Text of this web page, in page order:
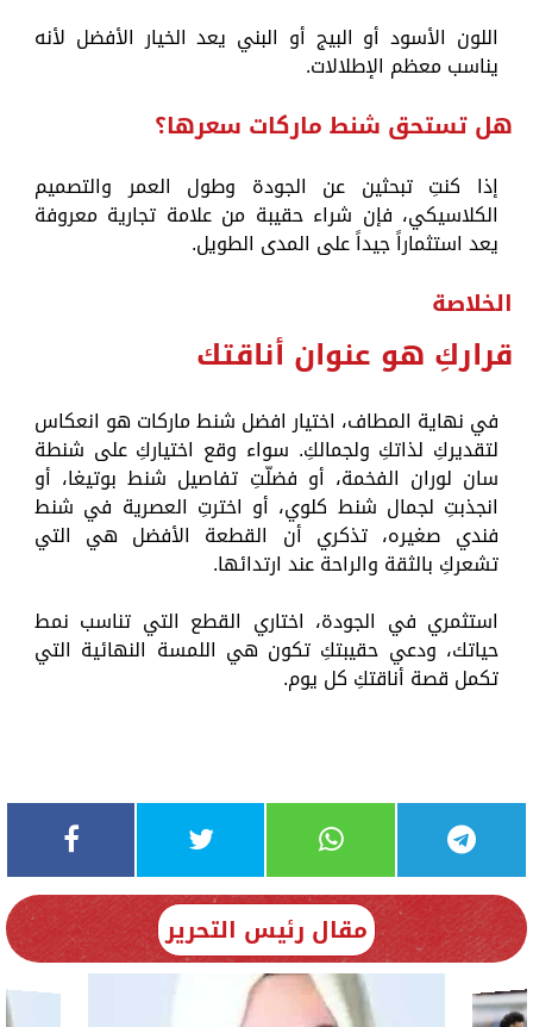
اللون الأسود أو البيج أو البني يعد الخيار الأفضل لأنه
يناسب معظم الإطلالات.
هل تستحق شنط ماركات سعرها؟
إذا كنتِ تبحثين عن الجودة وطول العمر والتصميم
الكلاسيكي، فإن شراء حقيبة من علامة تجارية معروفة
يعد استثماراً جيداً على المدى الطويل.
الخلاصة
قراركِ هو عنوان أناقتك
في نهاية المطاف، اختيار افضل شنط ماركات هو انعكاس
لتقديركِ لذاتكِ ولجمالكِ. سواء وقع اختياركِ على شنطة
سان لوران الفخمة، أو فضلّتِ تفاصيل شنط بوتيغا، أو
انجذبتِ لجمال شنط كلوي، أو اخترتِ العصرية في شنط
فندي صغيره، تذكري أن القطعة الأفضل هي التي
تشعركِ بالثقة والراحة عند ارتدائها.
استثمري في الجودة، اختاري القطع التي تناسب نمط
حياتك، ودعي حقيبتكِ تكون هي اللمسة النهائية التي
تكمل قصة أناقتكِ كل يوم.
مقال رئيس التحرير